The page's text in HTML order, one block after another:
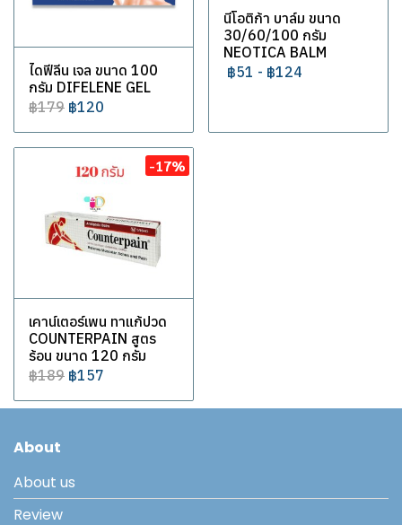
ไดฟีลีน เจล ขนาด 100
กรัม DIFELENE GEL
฿179 ฿120
นีโอติก้า บาล์ม ขนาด
30/60/100 กรัม
NEOTICA BALM
฿51 - ฿124
-17%
เคาน์เตอร์เพน ทาแก้ปวด
COUNTERPAIN สูตร
ร้อน ขนาด 120 กรัม
฿189 ฿157
About
About us
Review